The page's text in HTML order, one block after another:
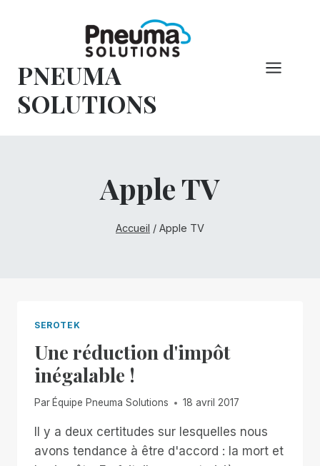
PNEUMA
SOLUTIONS
Apple TV
Accueil / Apple TV
SEROTEK
Une réduction d'impôt
inégalable !
Par Équipe Pneuma Solutions 18 avril 2017
Il y a deux certitudes sur lesquelles nous
avons tendance à être d'accord : la mort et